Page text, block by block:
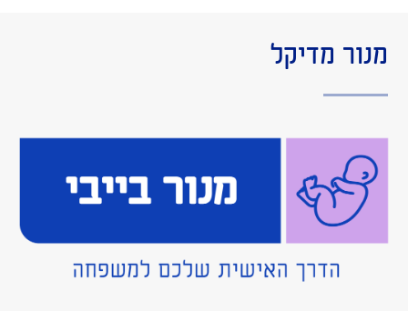
מנור מדיקל